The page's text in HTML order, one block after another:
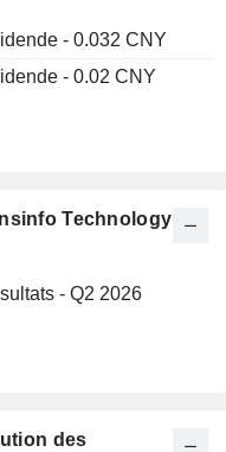
- 0.032 CNY
- 0.02 CNY
Technology
- Q2 2026
des